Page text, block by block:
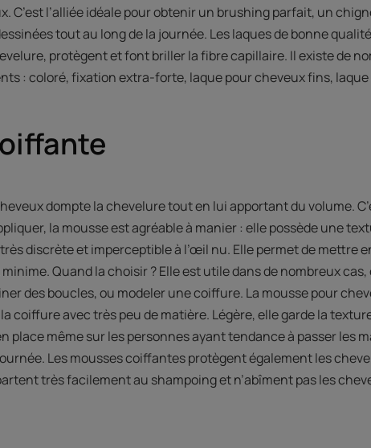
C’est l’alliée idéale pour obtenir un brushing parfait, un
tout au long de la journée. Les laques de bonne
protègent et font briller la fibre capillaire. Il existe de
: coloré, fixation extra-forte, laque pour cheveux fins, laque
dompte la chevelure tout en lui apportant du volume.
la mousse est agréable à manier : elle possède une
discrète et imperceptible à l’œil nu. Elle permet de mettre
Quand la choisir ? Elle est utile dans de nombreux
des boucles, ou modeler une coiffure. La mousse pour
coiffure avec très peu de matière. Légère, elle garde la
place même sur les personnes ayant tendance à passer les
Les mousses coiffantes protègent également les
très facilement au shampoing et n’abîment pas les